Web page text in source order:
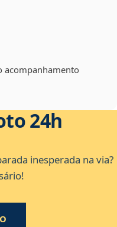
acompanhamento
24h
inesperada na via?